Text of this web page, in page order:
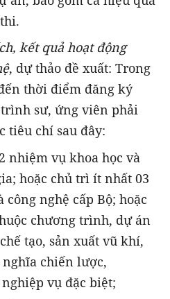
kết quả hoạt động
, dự thảo đề xuất: Trong
thời điểm đăng ký
sư, ứng viên phải
tiêu chí sau đây:
nhiệm vụ khoa học và
hoặc chủ trì ít nhất 03
nghệ cấp Bộ; hoặc
chương trình, dự án
tạo, sản xuất vũ khí,
chiến lược,
vụ đặc biệt;